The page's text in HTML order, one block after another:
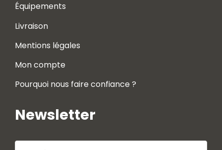
Équipements
Livraison
Mentions légales
Mon compte
Pourquoi nous faire confiance ?
Newsletter